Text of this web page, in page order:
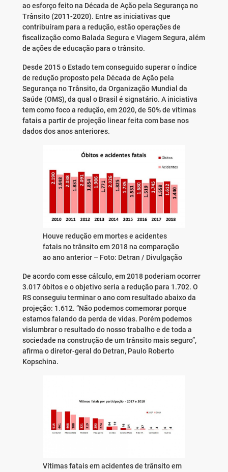
ao esforço feito na Década de Ação pela Segurança no
Trânsito (2011-2020). Entre as iniciativas que
contribuíram para a redução, estão operações de
fiscalização como Balada Segura e Viagem Segura, além
de ações de educação para o trânsito.
Desde 2015 o Estado tem conseguido superar o índice
de redução proposto pela Década de Ação pela
Segurança no Trânsito, da Organização Mundial da
Saúde (OMS), da qual o Brasil é signatário. A iniciativa
tem como foco a redução, em 2020, de 50% de vítimas
fatais a partir de projeção linear feita com base nos
dados dos anos anteriores.
Houve redução em mortes e acidentes
fatais no trânsito em 2018 na comparação
ao ano anterior – Foto: Detran / Divulgação
De acordo com esse cálculo, em 2018 poderiam ocorrer
3.017 óbitos e o objetivo seria a redução para 1.702. O
RS conseguiu terminar o ano com resultado abaixo da
projeção: 1.612. “Não podemos comemorar porque
estamos falando da perda de vidas. Porém podemos
vislumbrar o resultado do nosso trabalho e de toda a
sociedade na construção de um trânsito mais seguro”,
afirma o diretor-geral do Detran, Paulo Roberto
Kopschina.
Vítimas fatais em acidentes de trânsito em